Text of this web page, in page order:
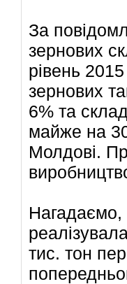
За
зернових
рівень
зернових
6% та
майже на
Молдові.
Нагадаємо,
тис. тон